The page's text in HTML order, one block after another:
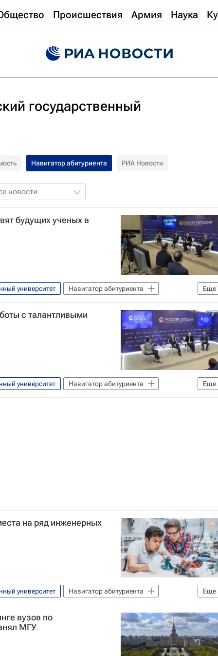
Происшествия Армия Наука
государственный
Навигатор абитуриента РИА Новости
новости
будущих ученых в
Еще
университет
Навигатор абитуриента
Александр Мажуга
Марина Боровская
МГУ имени М. В. Ломоносова Общество
с талантливыми
Еще
университет
Навигатор абитуриента
Синергия
СПбГУ
на ряд инженерных
Еще
университет
Навигатор абитуриента
университет Петра Великого
Единый государственный экзамен (ЕГЭ)
вузов по
МГУ